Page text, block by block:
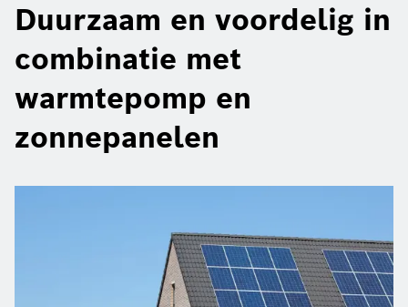
Duurzaam en voordelig in
combinatie met
warmtepomp en
zonnepanelen